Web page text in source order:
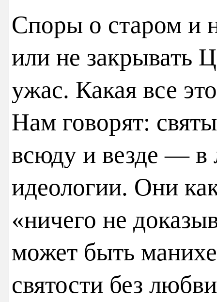
Споры о старом и
или не закрывать
ужас. Какая все
Нам говорят:
всюду и везде —
идеологии. Они
«ничего не
может быть
святости без